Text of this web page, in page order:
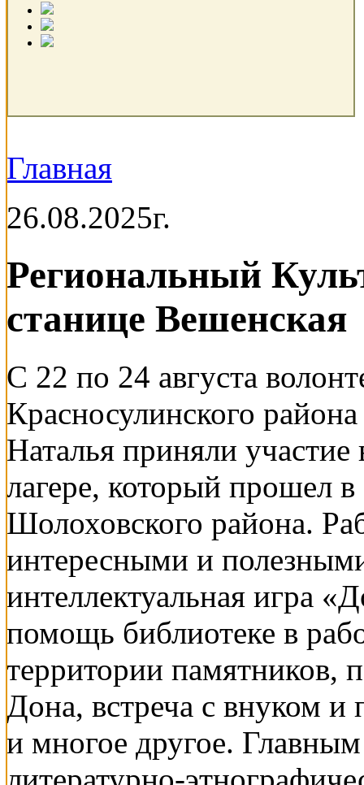
Главная
26.08.2025г.
Региональный
станице Вешенская
С 22 по 24 августа
Красносулинского
Наталья приняли
лагере, который прошел
Шолоховского района.
интересными и
интеллектуальная игра
помощь библиотеке в
территории памятников,
Дона, встреча с внуком
и многое другое.